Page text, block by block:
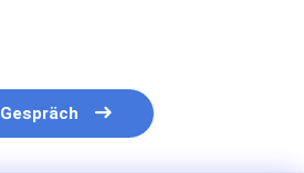
Gespräch